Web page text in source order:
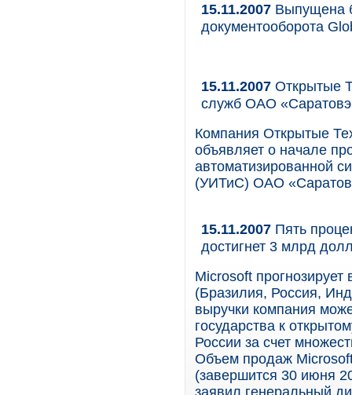
15.11.2007 Выпущена
документооборота
15.11.2007 Открытые
служб ОАО
Компания Открытые
объявляет о начале
автоматизированной
(УИТиС) ОАО
15.11.2007 Пять
достигнет 3 млрд
Microsoft
(Бразилия, Россия,
выручки компания
государства к
России за счет
Объем продаж
(завершится 30 июня
заявил генеральный